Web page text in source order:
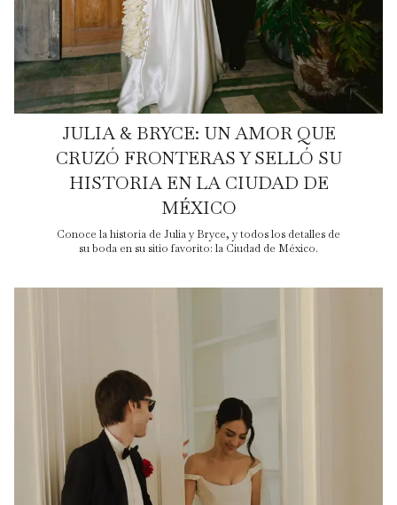
JULIA & BRYCE: UN AMOR QUE
CRUZÓ FRONTERAS Y SELLÓ SU
HISTORIA EN LA CIUDAD DE
MÉXICO
Conoce la historia de Julia y Bryce, y todos los detalles de
su boda en su sitio favorito: la Ciudad de México.